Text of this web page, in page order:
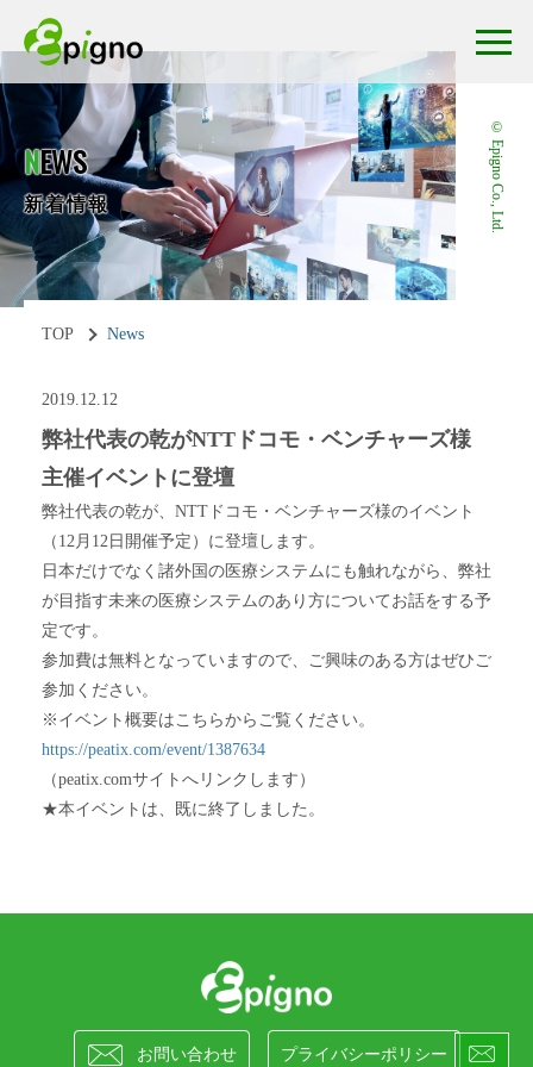
NEWS
新着情報 © Epigno Co., Ltd.
TOP News
2019.12.12
弊社代表の乾がNTTドコモ・ベンチャーズ様
主催イベントに登壇
弊社代表の乾が、NTTドコモ・ベンチャーズ様のイベント
（12月12日開催予定）に登壇します。
日本だけでなく諸外国の医療システムにも触れながら、弊社
が目指す未来の医療システムのあり方についてお話をする予
定です。
参加費は無料となっていますので、ご興味のある方はぜひご
参加ください。
※イベント概要はこちらからご覧ください。
https://peatix.com/event/1387634
（peatix.comサイトへリンクします）
★本イベントは、既に終了しました。

 お問い合わせ プライバシーポリシー